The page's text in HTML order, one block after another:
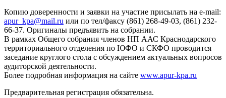
Копию доверенности и заявки на участие присылать на e-mail:
apur_kpa@mail.ru или по тел/факсу (861) 268-49-03, (861) 232-
66-37. Оригиналы предъявить на собрании.
В рамках Общего собрания членов НП ААС Краснодарского
территориального отделения по ЮФО и СКФО проводится
заседание круглого стола с обсуждением актуальных вопросов
аудиторской деятельности.
Более подробная информация на сайте www.apur-kpa.ru
Предварительная регистрация обязательна.